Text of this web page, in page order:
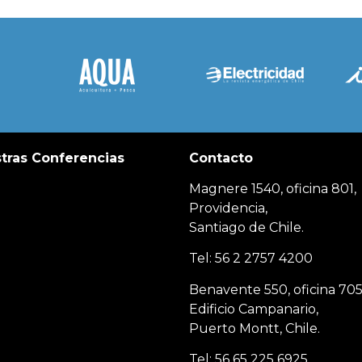
Conferencias Contacto
Magnere 1540, oficina 801,
Providencia,
Santiago de Chile.
Tel: 56 2 2757 4200
Benavente 550, oficina
Edificio Campanario,
Puerto Montt, Chile.